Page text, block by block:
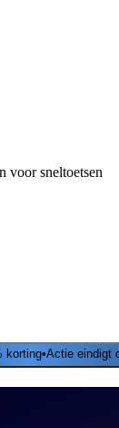
voor sneltoetsen
korting•Actie eindigt